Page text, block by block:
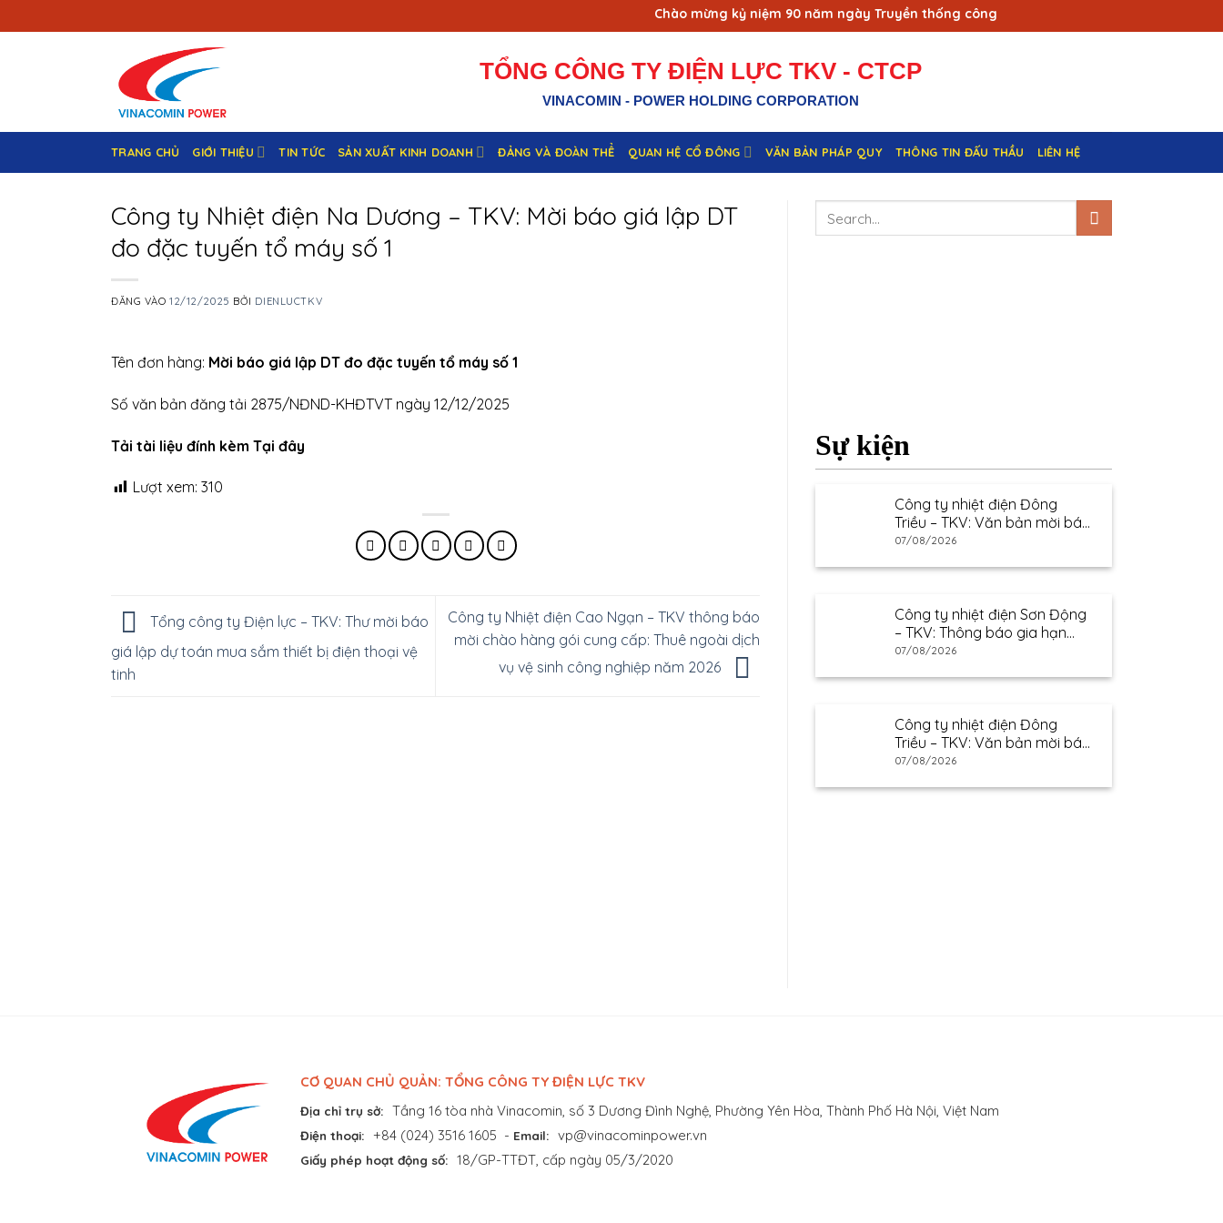
qua
Chào mừng kỷ niệm 90 năm ngày Truyền thống công nhân Vùng mỏ - Truyền thống ngành
TỔNG CÔNG TY ĐIỆN LỰC TKV - CTCP
VINACOMIN - POWER HOLDING CORPORATION
TRANG CHỦ GIỚI THIỆU TIN TỨC SẢN XUẤT KINH DOANH ĐẢNG VÀ ĐOÀN THỂ QUAN HỆ CỔ ĐÔNG VĂN BẢN PHÁP QUY THÔNG TIN ĐẤU THẦU LIÊN HỆ
Công ty Nhiệt điện Na Dương – TKV: Mời báo giá lập DT
đo đặc tuyến tổ máy số 1
ĐĂNG VÀO12/12/2025 BỞI DIENLUCTKV
Tên đơn hàng: Mời báo giá lập DT đo đặc tuyến tổ máy số 1
Số văn bản đăng tải 2875/NĐND-KHĐTVT ngày 12/12/2025
Tải tài liệu đính kèm Tại đây
Lượt xem: 310
Tổng công ty Điện lực – TKV: Thư mời báo
giá lập dự toán mua sắm thiết bị điện thoại vệ
tinh
Công ty Nhiệt điện Cao Ngạn – TKV thông báo
mời chào hàng gói cung cấp: Thuê ngoài dịch
vụ vệ sinh công nghiệp năm 2026
Sự kiện
Công ty nhiệt điện Đông
Triều – TKV: Văn bản mời báo
giá
07/08/2026
Công ty nhiệt điện Sơn Động
– TKV: Thông báo gia hạn
thư mời báo giá
07/08/2026
Công ty nhiệt điện Đông
Triều – TKV: Văn bản mời báo
giá
07/08/2026
CƠ QUAN CHỦ QUẢN: TỔNG CÔNG TY ĐIỆN LỰC TKV
Địa chỉ trụ sở: Tầng 16 tòa nhà Vinacomin, số 3 Dương Đình Nghệ, Phường Yên Hòa, Thành Phố Hà Nội, Việt Nam
Điện thoại: +84 (024) 3516 1605 - Email: vp@vinacominpower.vn
Giấy phép hoạt động số: 18/GP-TTĐT, cấp ngày 05/3/2020